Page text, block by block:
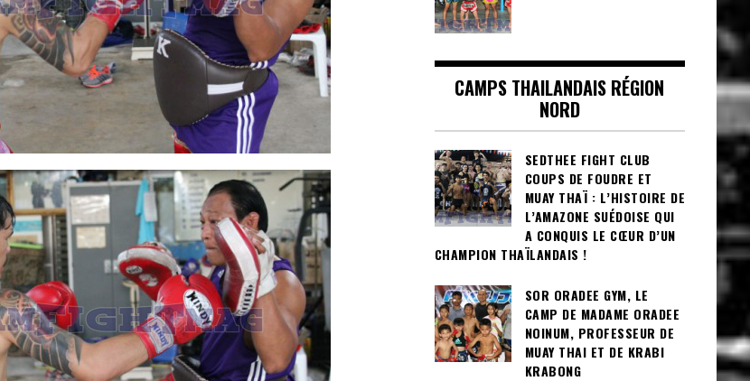
CAMPS THAILANDAIS RÉGION
NORD
SEDTHEE FIGHT CLUB
COUPS DE FOUDRE ET
MUAY THAÏ : L’HISTOIRE DE
L’AMAZONE SUÉDOISE QUI
A CONQUIS LE CŒUR D’UN
CHAMPION THAÏLANDAIS !
SOR ORADEE GYM, LE
CAMP DE MADAME ORADEE
NOINUM, PROFESSEUR DE
MUAY THAI ET DE KRABI
KRABONG